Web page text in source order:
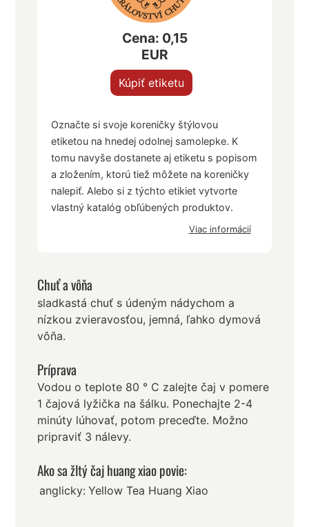
Cena: 0,15
EUR
Kúpiť etiketu
Označte si svoje koreničky štýlovou
etiketou na hnedej odolnej samolepke. K
tomu navyše dostanete aj etiketu s popisom
a zložením, ktorú tiež môžete na koreničky
nalepiť. Alebo si z týchto etikiet vytvorte
vlastný katalóg obľúbených produktov.
Viac informácií
Chuť a vôňa
sladkastá chuť s údeným nádychom a
nízkou zvieravosťou, jemná, ľahko dymová
vôňa.
Príprava
Vodou o teplote 80 ° C zalejte čaj v pomere
1 čajová lyžička na šálku. Ponechajte 2-4
minúty lúhovať, potom preceďte. Možno
pripraviť 3 nálevy.
Ako sa žltý čaj huang xiao povie:
anglicky: Yellow Tea Huang Xiao